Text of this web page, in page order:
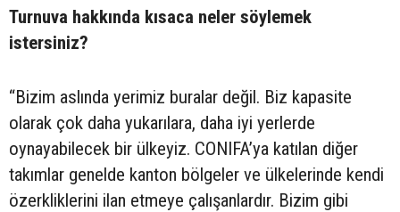
Turnuva hakkında kısaca neler söylemek
istersiniz?
“Bizim aslında yerimiz buralar değil. Biz kapasite
olarak çok daha yukarılara, daha iyi yerlerde
oynayabilecek bir ülkeyiz. CONIFA’ya katılan diğer
takımlar genelde kanton bölgeler ve ülkelerinde kendi
özerkliklerini ilan etmeye çalışanlardır. Bizim gibi